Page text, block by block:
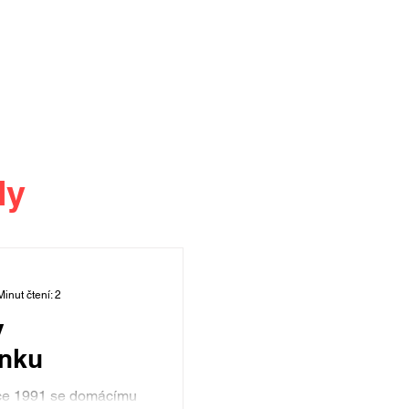
1991 se domácímu
čtení: 2